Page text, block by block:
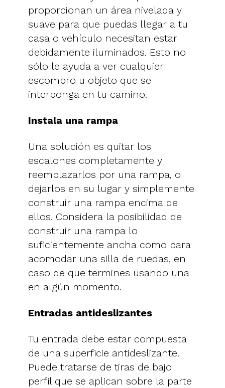
proporcionan un área nivelada y
suave para que puedas llegar a tu
casa o vehículo necesitan estar
debidamente iluminados. Esto no
sólo le ayuda a ver cualquier
escombro u objeto que se
interponga en tu camino.
Instala una rampa
Una solución es quitar los
escalones completamente y
reemplazarlos por una rampa, o
dejarlos en su lugar y simplemente
construir una rampa encima de
ellos. Considera la posibilidad de
construir una rampa lo
suficientemente ancha como para
acomodar una silla de ruedas, en
caso de que termines usando una
en algún momento.
Entradas antideslizantes
Tu entrada debe estar compuesta
de una superficie antideslizante.
Puede tratarse de tiras de bajo
perfil que se aplican sobre la parte